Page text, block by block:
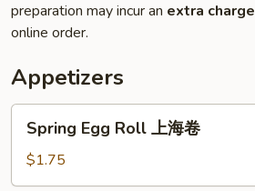
preparation may incur an extra charge
online order.
Appetizers
Egg
Roll
上
Spring Egg Roll 上海卷
$1.75